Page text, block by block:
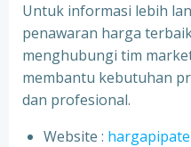
Untuk informasi lebih
penawaran harga
menghubungi tim
membantu kebutuhan
dan profesional.
Website :